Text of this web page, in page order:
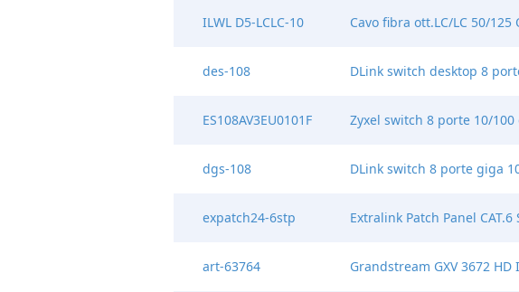
ILWL D5-LCLC-10 Cavo fibra ott.LC/LC 50/125
des-108 DLink switch desktop 8
ES108AV3EU0101F Zyxel switch 8 porte 10/100
dgs-108 DLink switch 8 porte giga
expatch24-6stp Extralink Patch Panel CAT.6
art-63764 Grandstream GXV 3672 HD